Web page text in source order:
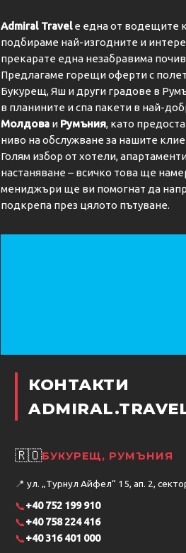
Admiral Travelе една от водещите
подбираме най-изгодните и
прекарате една незабравима
Предлагаме горещи оферти с
Букурещ, Яш и други градове в
в планините и спа пакети в най-
Молдова и Румъния, като
ниво на обслужване за нашите
Голям избор от хотели,
настаняване – всичко това ще
мениджъри ще ви помогнат да
подкрепа през цялото пътуване.
КОНТАКТИ
🇷🇴БУКУРЕЩ, РУМЪНИЯ
📍 ул. „Турнул Айфел“ 15, ап. 2,
📞+40 752 199 910
📞+40 758 224 416
📞+40 316 401 000